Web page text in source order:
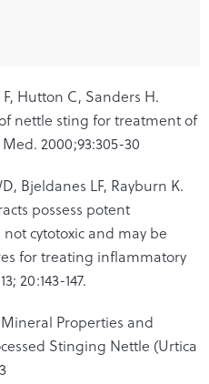
Hutton C, Sanders H.
nettle sting for treatment of
2000;93:305-30
Bjeldanes LF, Rayburn K.
possess potent
cytotoxic and may be
for treating inflammatory
20:143-147.
Mineral Properties and
Stinging Nettle (Urtica